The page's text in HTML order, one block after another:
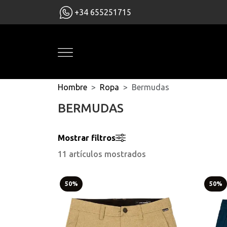
+34 655251715
Hombre Ropa Bermudas
BERMUDAS
Mostrar filtros
11 artículos mostrados
50% 50%